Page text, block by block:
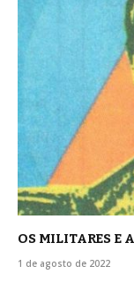
OS MILITARES E
1 de agosto de 2022